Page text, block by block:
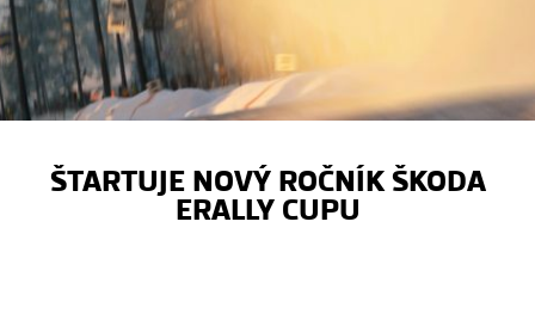
ŠTARTUJE NOVÝ ROČNÍK ŠKODA
ERALLY CUPU